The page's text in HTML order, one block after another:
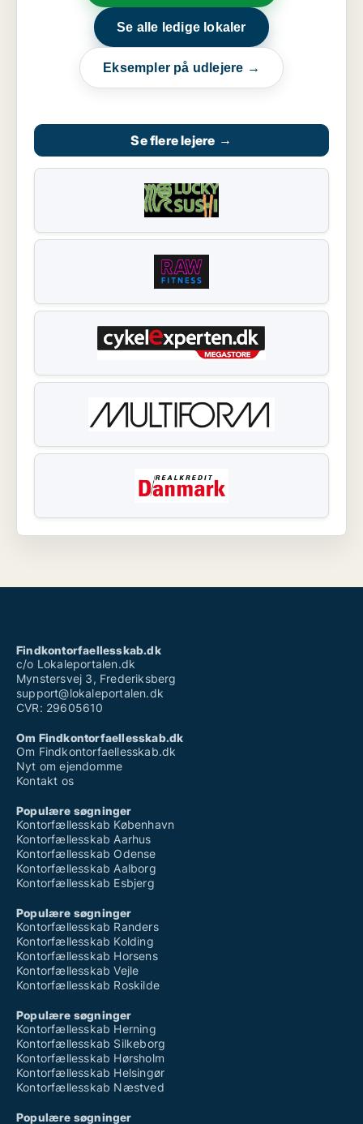
Se alle ledige lokaler
Eksempler på udlejere →
Se flere lejere →
Findkontorfaellesskab.dk
c/o Lokaleportalen.dk
Mynstersvej 3, Frederiksberg
support@lokaleportalen.dk
CVR: 29605610
Om Findkontorfaellesskab.dk
Om Findkontorfaellesskab.dk
Nyt om ejendomme
Kontakt os
Populære søgninger
Kontorfællesskab København
Kontorfællesskab Aarhus
Kontorfællesskab Odense
Kontorfællesskab Aalborg
Kontorfællesskab Esbjerg
Populære søgninger
Kontorfællesskab Randers
Kontorfællesskab Kolding
Kontorfællesskab Horsens
Kontorfællesskab Vejle
Kontorfællesskab Roskilde
Populære søgninger
Kontorfællesskab Herning
Kontorfællesskab Silkeborg
Kontorfællesskab Hørsholm
Kontorfællesskab Helsingør
Kontorfællesskab Næstved
Populære søgninger